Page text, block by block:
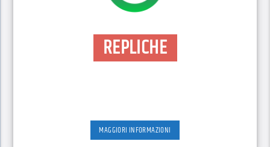
REPLICHE
MAGGIORI INFORMAZIONI